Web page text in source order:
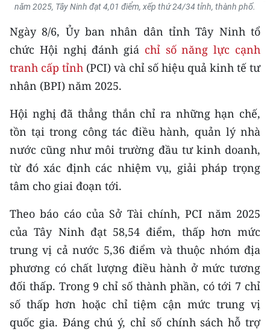
TRI THỨC CHUYÊN SÂU
54 DÂN TỘC VIỆT NAM
CHƯƠNG TRÌNH OCOP - MỖI XÃ
MỘT SẢN PHẨM
RADIO
MEDIA CENTER
E-Magazine
Video
Media Chính trị
Media Kinh tế
Media Văn hóa
Media Xã hội
năm 2025, Tây Ninh đạt 4,01 điểm, xếp thứ 24/34 tỉnh, thành phố.
Ngày 8/6, Ủy ban nhân dân tỉnh Tây Ninh tổ
chức Hội nghị đánh giá chỉ số năng lực cạnh
tranh cấp tỉnh (PCI) và chỉ số hiệu quả kinh tế tư
nhân (BPI) năm 2025.
Hội nghị đã thẳng thắn chỉ ra những hạn chế,
tồn tại trong công tác điều hành, quản lý nhà
nước cũng như môi trường đầu tư kinh doanh,
từ đó xác định các nhiệm vụ, giải pháp trọng
tâm cho giai đoạn tới.
Theo báo cáo của Sở Tài chính, PCI năm 2025
của Tây Ninh đạt 58,54 điểm, thấp hơn mức
trung vị cả nước 5,36 điểm và thuộc nhóm địa
phương có chất lượng điều hành ở mức tương
đối thấp. Trong 9 chỉ số thành phần, có tới 7 chỉ
số thấp hơn hoặc chỉ tiệm cận mức trung vị
quốc gia. Đáng chú ý, chỉ số chính sách hỗ trợ